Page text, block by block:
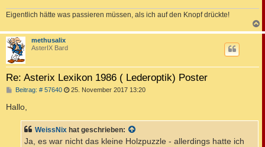
Eigentlich hätte was passieren müssen, als ich auf den Knopf drückte!
a
methusalix
AsterIX Bard
Re: Asterix Lexikon 1986 ( Lederoptik) Poster
Beitrag: # 57640B
r
a
25. November 2017 13:20
Hallo,
WeissNix hat geschrieben:
Ja, es war nicht das kleine Holzpuzzle - allerdings hatte ich